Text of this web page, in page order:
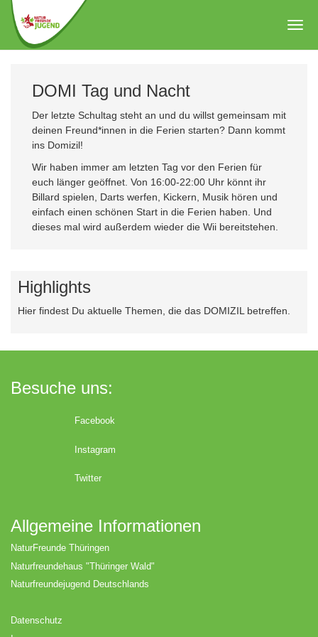
Zum
Hauptinhalt
springen
DOMI Tag und Nacht
Der letzte Schultag steht an und du willst gemeinsam mit
deinen Freund*innen in die Ferien starten? Dann kommt
ins Domizil!
Wir haben immer am letzten Tag vor den Ferien für
euch länger geöffnet. Von 16:00-22:00 Uhr könnt ihr
Billard spielen, Darts werfen, Kickern, Musik hören und
einfach einen schönen Start in die Ferien haben. Und
dieses mal wird außerdem wieder die Wii bereitstehen.
Highlights
Hier findest Du aktuelle Themen, die das DOMIZIL betreffen.
Besuche uns:
Facebook
Instagram
Twitter
Allgemeine Informationen
NaturFreunde Thüringen
Naturfreundehaus "Thüringer Wald"
Naturfreundejugend Deutschlands
Datenschutz